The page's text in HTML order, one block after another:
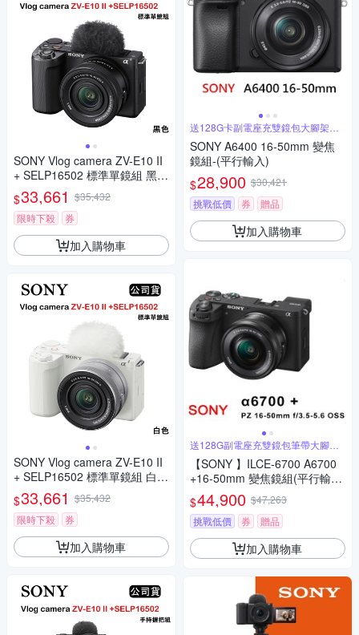
SONY Vlog camera ZV-E10 II
+ SELP16502 標準單鏡組 黑
(公司貨) ZV-E10M2K
$33,661 $35,432
限時下殺
券
加入購物車
SONY Vlog camera ZV-E10 II
+ SELP16502 標準單鏡組 白
(公司貨) ZV-E10M2K
$33,661 $35,432
限時下殺
券
加入購物車
送128G卡副電座充雙鏡包大腳架全
配
SONY A6400 16-50mm 變焦
鏡組-(平行輸入)
$28,900 $30,421
挑戰低價
券 贈品
加入購物車
送128G副電座充雙鏡包筆帶大腳架
大清
【SONY 】ILCE-6700 A6700
+16-50mm 變焦鏡組(平行輸
入)
$44,900 $47,263
挑戰低價
券 贈品
加入購物車